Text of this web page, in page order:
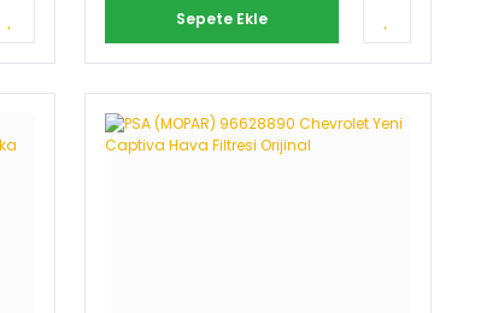
Sepete Ekle